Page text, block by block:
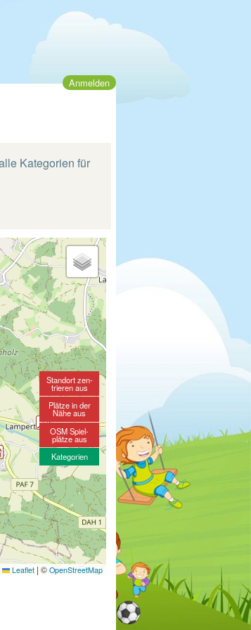
Anmelden
Kategorien für
Leaflet | © OpenStreetMap
Standort zen-
trieren aus
Plätze in der
Nähe aus
OSM Spiel-
plätze aus
Kategorien